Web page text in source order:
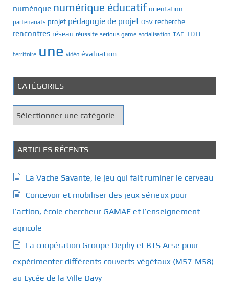
numérique numérique éducatif orientation
partenariats projet pédagogie de projet QSV recherche
rencontres réseau réussite serious game socialisation TAE TDTI
territoire une vidéo évaluation
CATÉGORIES
a
g
o
i
e
ARTICLES RÉCENTS
La Vache Savante, le jeu qui fait ruminer le cerveau
Concevoir et mobiliser des jeux sérieux pour
l’action, école chercheur GAMAE et l’enseignement
agricole
La coopération Groupe Dephy et BTS Acse pour
expérimenter différents couverts végétaux (M57-M58)
au Lycée de la Ville Davy